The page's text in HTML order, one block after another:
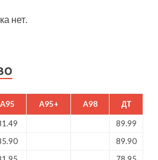
нет.
A95 A95+ A98 ДТ
89.99
89.90